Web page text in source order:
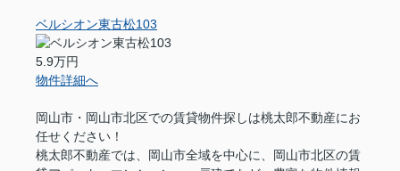
ベルシオン東古松103
5.9万円
物件詳細へ
岡山市・岡山市北区での賃貸物件探しは桃太郎不動産にお
任せください！
桃太郎不動産では、岡山市全域を中心に、岡山市北区の賃